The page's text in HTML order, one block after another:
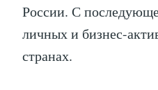
России. С
личных и бизнес-
странах.